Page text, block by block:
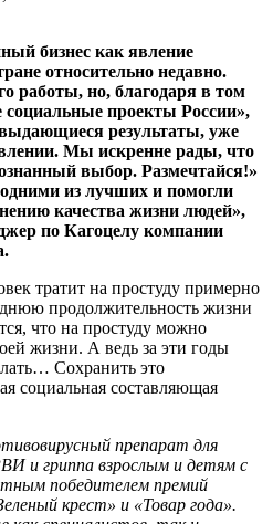
бизнес как явление
относительно недавно.
работы, но, благодаря в том
проекты России»,
результаты, уже
Мы искренне рады, что
выбор. Размечтайся!»
из лучших и помогли
качества жизни людей»,
по Кагоцелу компании
тратит на простуду примерно
продолжительность жизни
что на простуду можно
жизни. А ведь за эти годы
Сохранить это
социальная составляющая
препарат для
и гриппа взрослым и детям с
победителем премий
крест» и «Товар года».